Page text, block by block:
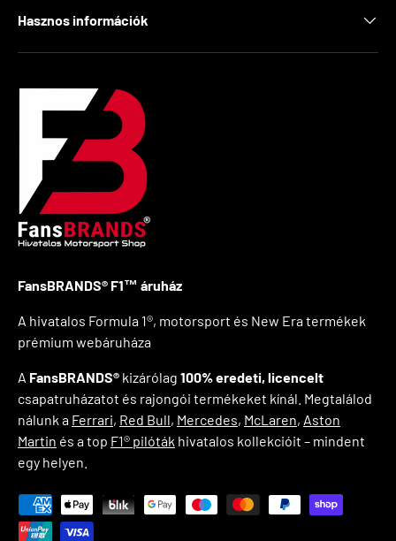
Hasznos információk
FansBRANDS® F1™ áruház
A hivatalos Formula 1®, motorsport és New Era termékek
prémium webáruháza
A FansBRANDS® kizárólag 100% eredeti, licencelt
csapatruházatot és rajongói termékeket kínál. Megtalálod
nálunk a Ferrari, Red Bull, Mercedes, McLaren, Aston
Martin és a top F1® pilóták hivatalos kollekcióit – mindent
egy helyen.
Elfogadott fizetési módok